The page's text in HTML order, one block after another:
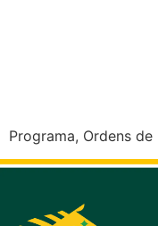
Programa, Ordens